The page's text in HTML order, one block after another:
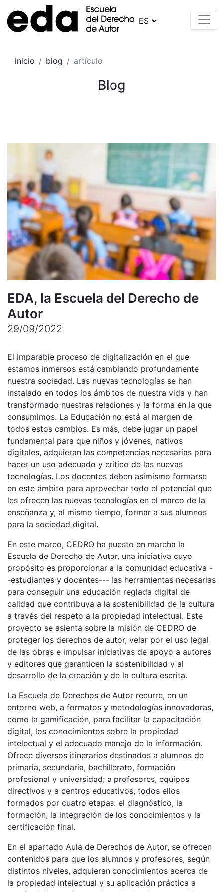
inicio blog artículo
Blog
EDA, la Escuela del Derecho de
Autor
29/09/2022
El imparable proceso de digitalización en el que
estamos inmersos está cambiando profundamente
nuestra sociedad. Las nuevas tecnologías se han
instalado en todos los ámbitos de nuestra vida y han
transformado nuestras relaciones y la forma en la que
consumimos. La Educación no está al margen de
todos estos cambios. Es más, debe jugar un papel
fundamental para que niños y jóvenes, nativos
digitales, adquieran las competencias necesarias para
hacer un uso adecuado y crítico de las nuevas
tecnologías. Los docentes deben asimismo formarse
en este ámbito para aprovechar todo el potencial que
les ofrecen las nuevas tecnologías en el marco de la
enseñanza y, al mismo tiempo, formar a sus alumnos
para la sociedad digital.
En este marco, CEDRO ha puesto en marcha la
Escuela de Derecho de Autor, una iniciativa cuyo
propósito es proporcionar a la comunidad educativa -
-estudiantes y docentes--- las herramientas necesarias
para conseguir una educación reglada digital de
calidad que contribuya a la sostenibilidad de la cultura
a través del respeto a la propiedad intelectual. Este
proyecto se asienta sobre la misión de CEDRO de
proteger los derechos de autor, velar por el uso legal
de las obras e impulsar iniciativas de apoyo a autores
y editores que garanticen la sostenibilidad y al
desarrollo de la creación y de la cultura escrita.
La Escuela de Derechos de Autor recurre, en un
entorno web, a formatos y metodologías innovadoras,
como la gamificación, para facilitar la capacitación
digital, los conocimientos sobre la propiedad
intelectual y el adecuado manejo de la información.
Ofrece diversos itinerarios destinados a alumnos de
primaria, secundaria, bachillerato, formación
profesional y universidad; a profesores, equipos
directivos y a centros educativos, todos ellos
formados por cuatro etapas: el diagnóstico, la
formación, la integración de los conocimientos y la
certificación final.
En el apartado Aula de Derechos de Autor, se ofrecen
contenidos para que los alumnos y profesores, según
distintos niveles, adquieran conocimientos acerca de
la propiedad intelectual y su aplicación práctica a